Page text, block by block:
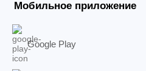
Мобильное приложение
Google Play